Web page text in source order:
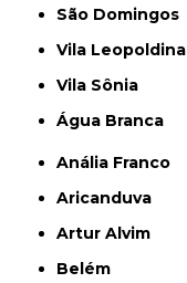
São Domingos
Vila Leopoldina
Vila Sônia
Água Branca
Anália Franco
Aricanduva
Artur Alvim
Belém